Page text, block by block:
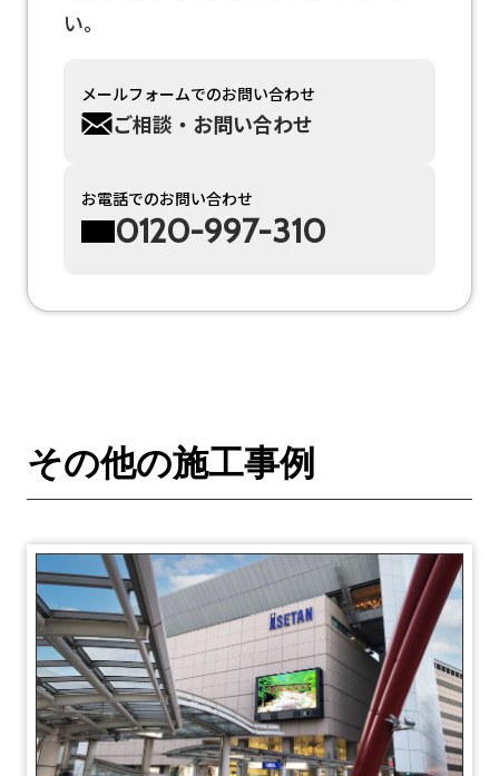
い。
メールフォームでのお問い合わせ
ご相談・お問い合わせ
お電話でのお問い合わせ
0120-997-310
その他の施工事例